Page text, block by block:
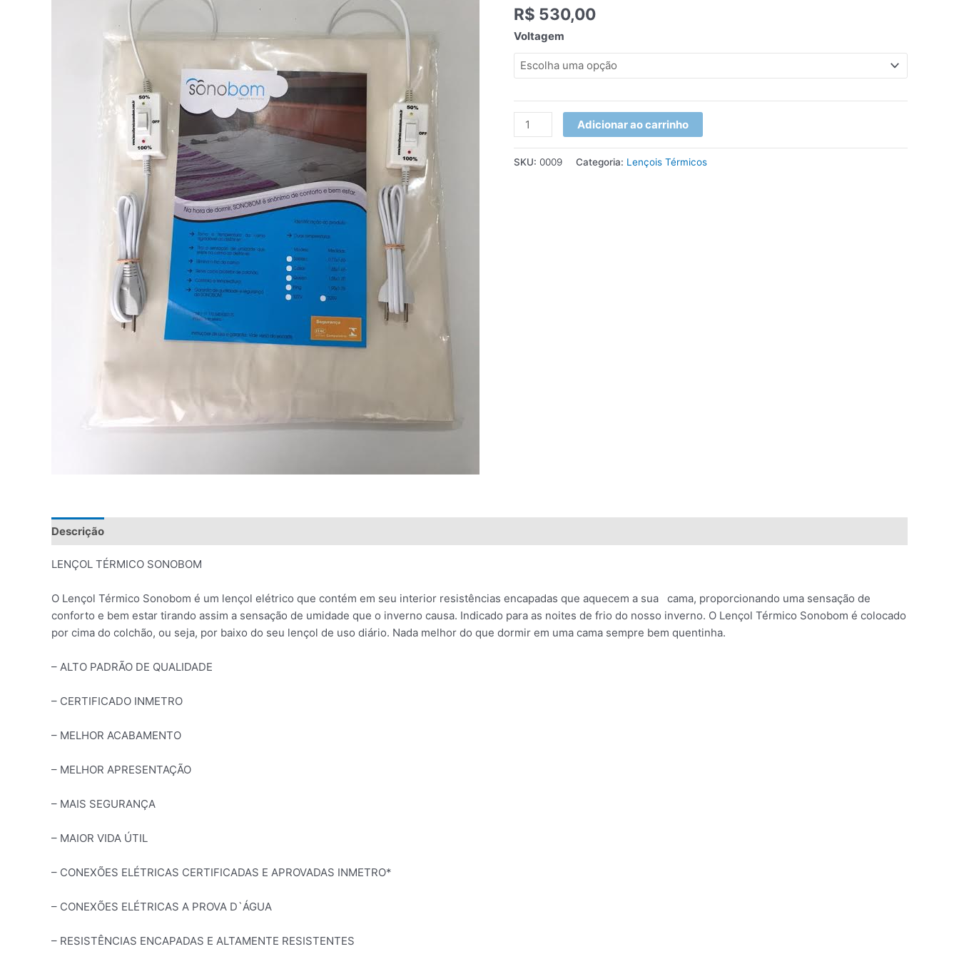
R$ 530,00
Voltagem
quantidade
Adicionar ao carrinho
SKU: 0009 Categoria: Lençois Térmicos
Descrição
LENÇOL TÉRMICO SONOBOM
O Lençol Térmico Sonobom é um lençol elétrico que contém em seu interior resistências encapadas que aquecem a sua cama, proporcionando uma sensação de
conforto e bem estar tirando assim a sensação de umidade que o inverno causa. Indicado para as noites de frio do nosso inverno. O Lençol Térmico Sonobom é colocado
por cima do colchão, ou seja, por baixo do seu lençol de uso diário. Nada melhor do que dormir em uma cama sempre bem quentinha.
– ALTO PADRÃO DE QUALIDADE
– CERTIFICADO INMETRO
– MELHOR ACABAMENTO
– MELHOR APRESENTAÇÃO
– MAIS SEGURANÇA
– MAIOR VIDA ÚTIL
– CONEXÕES ELÉTRICAS CERTIFICADAS E APROVADAS INMETRO*
– CONEXÕES ELÉTRICAS A PROVA D`ÁGUA
– RESISTÊNCIAS ENCAPADAS E ALTAMENTE RESISTENTES